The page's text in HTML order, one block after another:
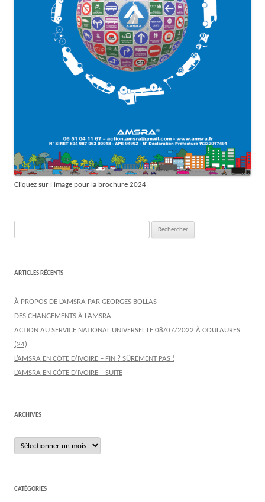
Cliquez sur l'image pour la brochure 2024
ARTICLES RÉCENTS
À PROPOS DE L’AMSRA PAR GEORGES BOLLAS
DES CHANGEMENTS À L’AMSRA
ACTION AU SERVICE NATIONAL UNIVERSEL LE 08/07/2022 À COULAURES
(24)
L’AMSRA EN CÔTE D’IVOIRE – FIN ? SÛREMENT PAS !
L’AMSRA EN CÔTE D’IVOIRE – SUITE
ARCHIVES
Archives
CATÉGORIES